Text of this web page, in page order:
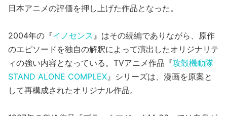
日本アニメの評価を押し上げた作品となった。
2004年の『イノセンス 』はその続編でありながら、原作
のエピソードを独自の解釈によって演出したオリジナリテ
ィの強い内容となっている。TVアニメ作品『攻殻機動隊
STAND ALONE COMPLEX 』シリーズは、漫画を原案と
して再構成されたオリジナル作品。